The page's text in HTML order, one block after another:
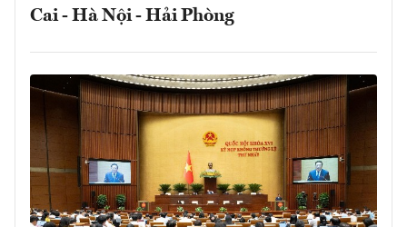
Cai - Hà Nội - Hải Phòng